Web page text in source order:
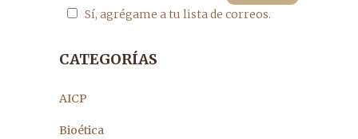
Sí, agrégame a tu lista de correos.
CATEGORÍAS
AICP
Bioética